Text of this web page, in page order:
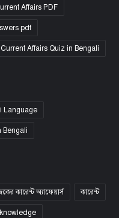
Affairs PDF
pdf
Affairs Quiz in Bengali
Language
Bengali
কারেন্ট অ্যাফেয়ার্স কারেন্ট
knowledge